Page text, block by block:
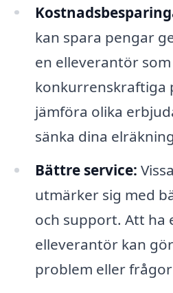
kan spara pengar
en elleverantör
konkurrenskraftiga
jämföra olika
sänka dina
Bättre service:
utmärker sig med
och support. Att ha
elleverantör kan
problem eller